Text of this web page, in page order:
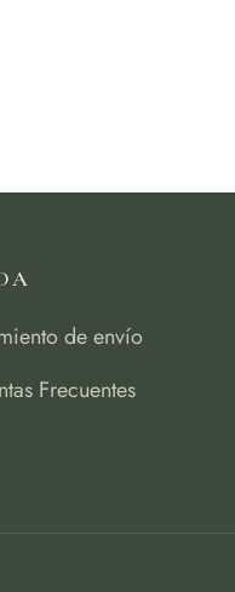
de envío
Frecuentes